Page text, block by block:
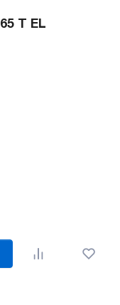
T EL